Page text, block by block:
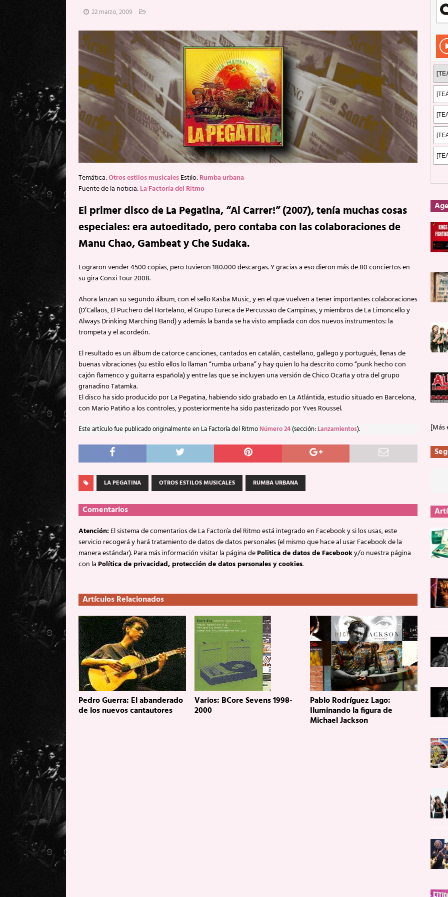
[ 20 mayo, 2026 ]
[ 17 mayo, 2026 ] Fito & Fitipaldis: 2 de mayo de 2026 en Fuengirola
FOTOS
[ 17 mayo, 2026 ] Fito & Fitipaldis: Su ‘aullido’ retumbó ferozmente en Fuengirola.
REPORTAJES
[ 5 agosto, 2026 ]
Florent Gorges: La historia de Nintendo Vol. 2 PUBLICACIONES
22 marzo, 2009
Temática:Otros estilos musicalesEstilo:Rumba urbana
Fuente de la noticia:La Factoría del Ritmo
El primer disco de La Pegatina, “Al Carrer!” (2007), tenía muchas cosas
especiales: era autoeditado, pero contaba con las colaboraciones de
Manu Chao, Gambeat y Che Sudaka.
Lograron vender 4500 copias, pero tuvieron 180.000 descargas. Y gracias a eso dieron más de 80 conciertos en
su gira Conxi Tour 2008.
Ahora lanzan su segundo álbum, con el sello Kasba Music, y en el que vuelven a tener importantes colaboraciones
(D’Callaos, El Puchero del Hortelano, el Grupo Eureca de Percussäo de Campinas, y miembros de La Limoncello y
Always Drinking Marching Band) y además la banda se ha visto ampliada con dos nuevos instrumentos: la
trompeta y el acordeón.
El resultado es un álbum de catorce canciones, cantados en catalán, castellano, gallego y portugués, llenas de
buenas vibraciones (su estilo ellos lo llaman “rumba urbana” y hay quien lo ha descrito como “punk hecho con
cajón flamenco y guitarra española) y entre las que se incluyen una versión de Chico Ocaña y otra del grupo
granadino Tatamka.
El disco ha sido producido por La Pegatina, habiendo sido grabado en La Atlántida, estudio situado en Barcelona,
con Mario Patiño a los controles, y posteriormente ha sido pasterizado por Yves Roussel.
Este artículo fue publicado originalmente en La Factoría del Ritmo Número 24 (sección: Lanzamientos).
LA PEGATINA OTROS ESTILOS MUSICALES RUMBA URBANA
Comentarios
Atención:El sistema de comentarios de La Factoría del Ritmo está integrado en Facebook y si los usas, este
servicio recogerá y hará tratamiento de datos de datos personales (el mismo que hace al usar Facebook de la
manera estándar). Para más información visitar la página dePolitica de datos de Facebooky/o nuestra página
con laPolítica de privacidad, protección de datos personales y cookies.
Artículos Relacionados
Pedro Guerra: El abanderado
de los nuevos cantautores
Varios: BCore Sevens 1998-
2000
Pablo Rodríguez Lago:
Iluminando la figura de
Michael Jackson
[Más